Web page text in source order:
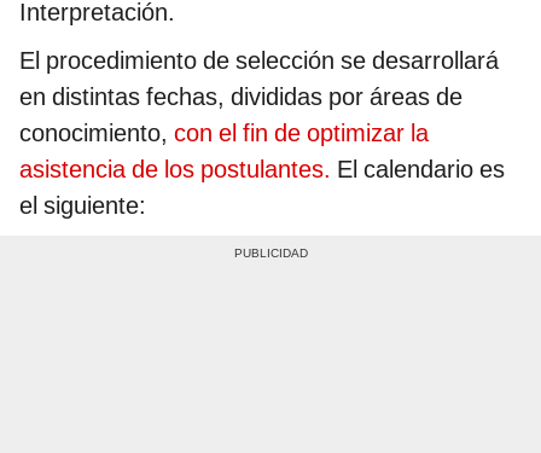
Interpretación.
El procedimiento de selección se desarrollará
en distintas fechas, divididas por áreas de
conocimiento, con el fin de optimizar la
asistencia de los postulantes. El calendario es
el siguiente: